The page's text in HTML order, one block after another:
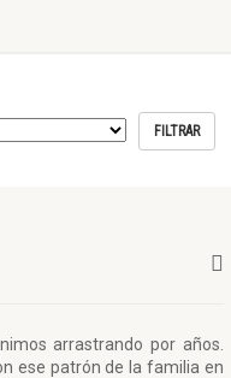
arrastrando por años.
ese patrón de la familia en